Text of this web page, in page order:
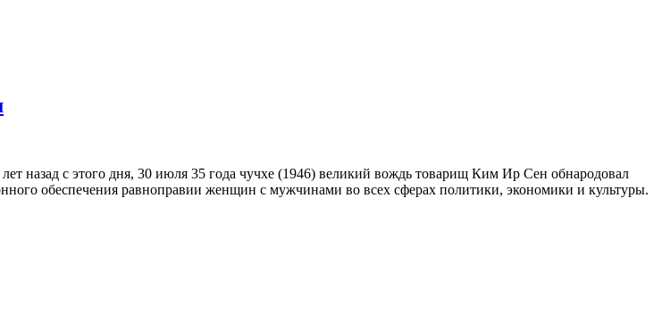
назад с этого дня, 30 июля 35 года чучхе (1946) великий вождь товарищ Ким Ир Сен обнародовал
обеспечения равноправии женщин с мужчинами во всех сферах политики, экономики и культуры.